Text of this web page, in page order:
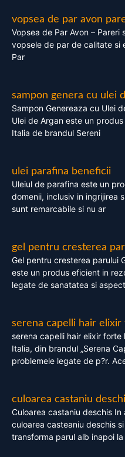
vopsea de par avon
Vopsea de Par Avon – Pareri
vopsele de par de calitate si
Par
sampon genera cu ulei
Sampon Genereaza cu Ulei
Ulei de Argan este un
Italia de brandul Sereni
ulei parafina beneficii
Uleiul de parafina este un
domenii, inclusiv in ingrijirea
sunt remarcabile si nu ar
gel pentru cresterea
Gel pentru cresterea parului
este un produs eficient in
legate de sanatatea si
serena capelli hair
serena capelli hair elixir
Italia, din brandul „Serena
problemele legate de p?r.
culoarea castaniu
Culoarea castaniu deschis
culoarea casteaniu deschis
transforma parul alb inapoi la